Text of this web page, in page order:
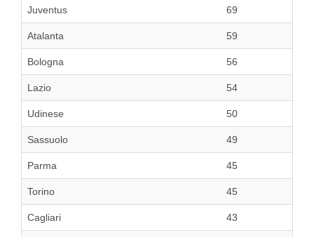
Juventus 69
Atalanta 59
Bologna 56
Lazio 54
Udinese 50
Sassuolo 49
Parma 45
Torino 45
Cagliari 43